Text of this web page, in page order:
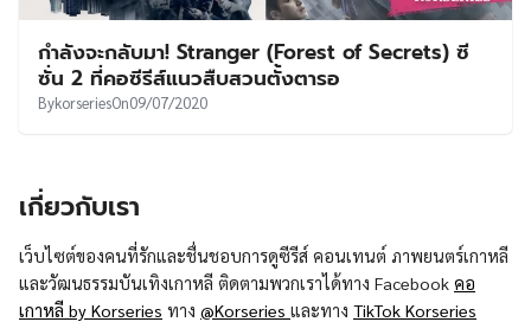
กำลังจะกลับมา! Stranger (Forest of Secrets) ซี
ซั่น 2 ที่คอซีรีส์แนวสืบสวนตั้งตารอ
BykorseriesOn09/07/2020
เกี่ยวกับเรา
เว็บไซต์ของคนที่รักและชื่นชอบการดูซีรีส์ คอนเทนต์ ภาพยนตร์เกาหลี
และวัฒนธรรมบันเทิงเกาหลี ติดตามพวกเราได้ทาง Facebook คอ
เกาหลี by Korseries ทาง @Korseries และทาง TikTok Korseries